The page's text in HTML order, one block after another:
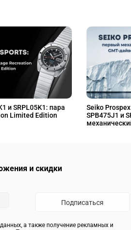
и SRPL05K1: пара
Limited Edition
Seiko
SPB475J1 и
и скидки
Подписаться
а также получение рекламных и